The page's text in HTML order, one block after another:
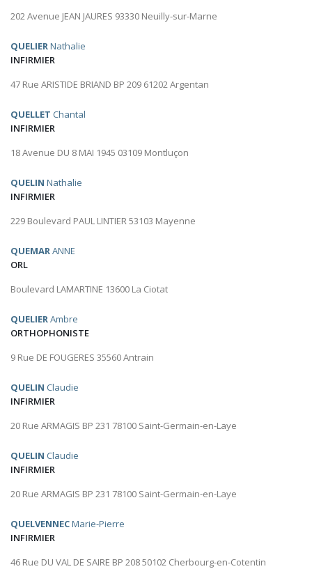
202 Avenue JEAN JAURES 93330 Neuilly-sur-Marne
QUELIERNathalie
INFIRMIER
47 Rue ARISTIDE BRIAND BP 209 61202 Argentan
QUELLET Chantal
INFIRMIER
18 Avenue DU 8 MAI 1945 03109 Montluçon
QUELIN Nathalie
INFIRMIER
229 Boulevard PAUL LINTIER 53103 Mayenne
QUEMARANNE
ORL
Boulevard LAMARTINE 13600 La Ciotat
QUELIERAmbre
ORTHOPHONISTE
9 Rue DE FOUGERES 35560 Antrain
QUELIN Claudie
INFIRMIER
20 Rue ARMAGIS BP 231 78100 Saint-Germain-en-Laye
QUELIN Claudie
INFIRMIER
20 Rue ARMAGIS BP 231 78100 Saint-Germain-en-Laye
QUELVENNECMarie-Pierre
INFIRMIER
46 Rue DU VAL DE SAIRE BP 208 50102 Cherbourg-en-Cotentin